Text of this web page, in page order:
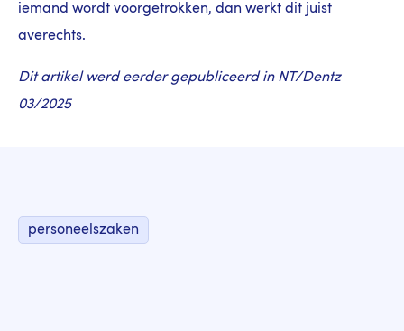
iemand wordt voorgetrokken, dan werkt dit juist
averechts.
Dit artikel werd eerder gepubliceerd in NT/Dentz
03/2025
personeelszaken